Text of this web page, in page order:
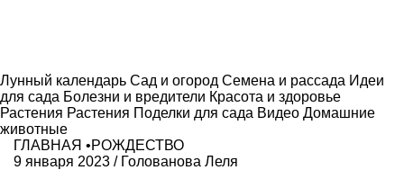
Лунный календарь Сад и огород Семена и рассада Идеи
для сада Болезни и вредители Красота и здоровье
Растения Растения Поделки для сада Видео Домашние
животные
ГЛАВНАЯ •РОЖДЕСТВО
9 января 2023 / Голованова Леля